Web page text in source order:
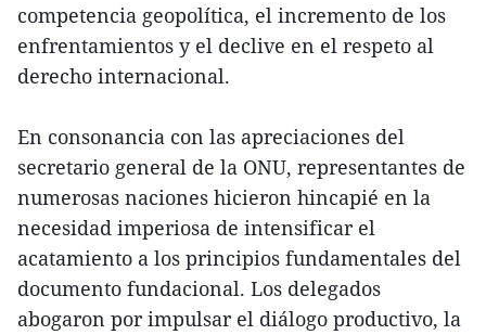
competencia geopolítica, el incremento de los
enfrentamientos y el declive en el respeto al
derecho internacional.
En consonancia con las apreciaciones del
secretario general de la ONU, representantes de
numerosas naciones hicieron hincapié en la
necesidad imperiosa de intensificar el
acatamiento a los principios fundamentales del
documento fundacional. Los delegados
abogaron por impulsar el diálogo productivo, la